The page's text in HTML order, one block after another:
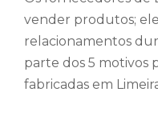
vender produtos;
relacionamentos
parte dos 5 motivos
fabricadas em